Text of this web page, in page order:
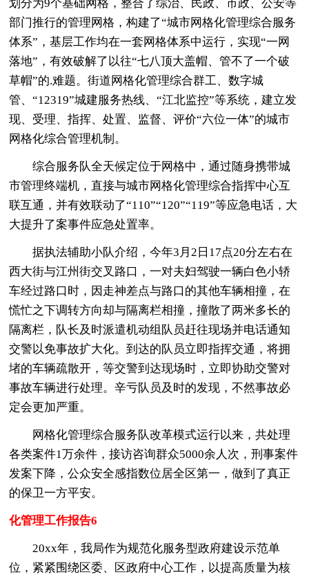
划分为9个基础网格，整合了综治、民政、市政、公安等
部门推行的管理网格，构建了“城市网格化管理综合服务
体系”，基层工作均在一套网格体系中运行，实现“一网
落地”，有效破解了以往“七八顶大盖帽、管不了一个破
草帽”的.难题。街道网格化管理综合群工、数字城
管、“12319”城建服务热线、“江北监控”等系统，建立发
现、受理、指挥、处置、监督、评价“六位一体”的城市
网格化综合管理机制。
综合服务队全天候定位于网格中，通过随身携带城
市管理终端机，直接与城市网格化管理综合指挥中心互
联互通，并有效联动了“110”“120”“119”等应急电话，大
大提升了案事件应急处置率。
据执法辅助小队介绍，今年3月2日17点20分左右在
西大街与江州街交叉路口，一对夫妇驾驶一辆白色小轿
车经过路口时，因走神差点与路口的其他车辆相撞，在
慌忙之下调转方向却与隔离栏相撞，撞散了两米多长的
隔离栏，队长及时派遣机动组队员赶往现场并电话通知
交警以免事故扩大化。到达的队员立即指挥交通，将拥
堵的车辆疏散开，等交警到达现场时，立即协助交警对
事故车辆进行处理。辛亏队员及时的发现，不然事故必
定会更加严重。
网格化管理综合服务队改革模式运行以来，共处理
各类案件1万余件，接访咨询群众5000余人次，刑事案件
发案下降，公众安全感指数位居全区第一，做到了真正
的保卫一方平安。
化管理工作报告6
20xx年，我局作为规范化服务型政府建设示范单
位，紧紧围绕区委、区政府中心工作，以提高质量为核